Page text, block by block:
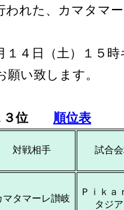
れた、カマタマ
１４日（土）１５
い致します。
３位 順位表
対戦相手 試合
マタマーレ讃岐
Ｐｉｋａ
タジ